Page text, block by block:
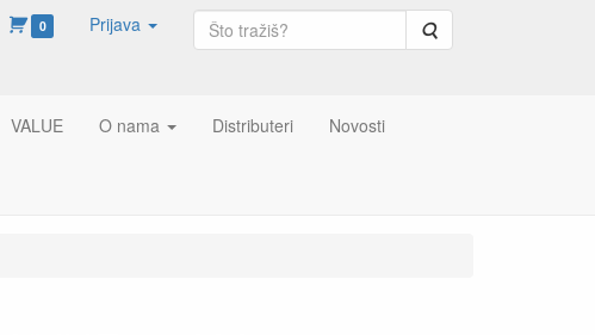
0 Prijava Pretraga
VALUE O nama Distributeri Novosti